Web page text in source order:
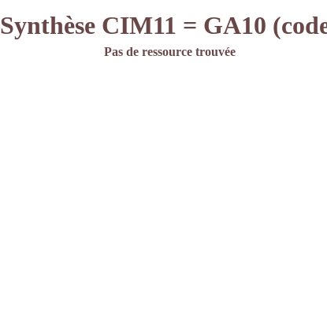
Synthèse CIM11 = GA10
Pas de ressource trouvée